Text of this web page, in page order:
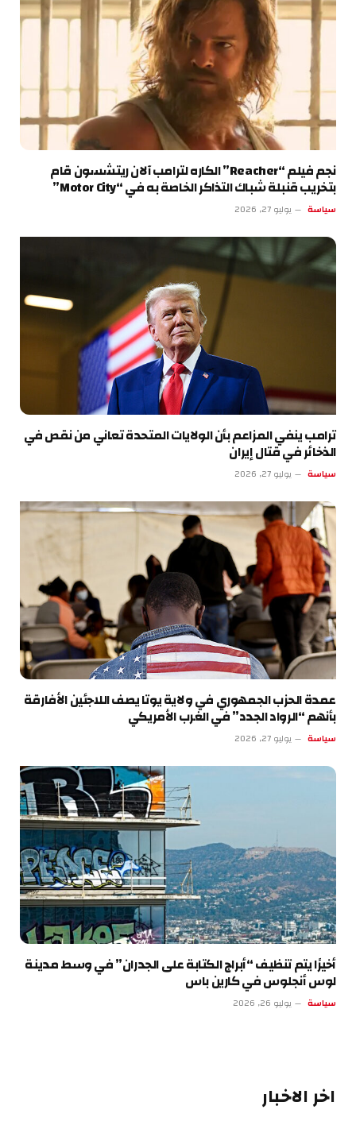
نجم فيلم “Reacher” الكاره لترامب آلان ريتشسون قام
بتخريب قنبلة شباك التذاكر الخاصة به في “Motor City”
سياسة يوليو 27, 2026
ترامب ينفي المزاعم بأن الولايات المتحدة تعاني من نقص في
الذخائر في قتال إيران
سياسة يوليو 27, 2026
عمدة الحزب الجمهوري في ولاية يوتا يصف اللاجئين الأفارقة
بأنهم “الرواد الجدد” في الغرب الأمريكي
سياسة يوليو 27, 2026
أخيرًا يتم تنظيف “أبراج الكتابة على الجدران” في وسط مدينة
لوس أنجلوس في كارين باس
سياسة يوليو 26, 2026
اخر الاخبار